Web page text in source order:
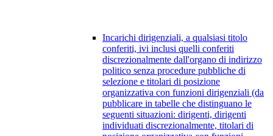
Incarichi dirigenziali, a qualsiasi titolo
conferiti, ivi inclusi quelli conferiti
discrezionalmente dall'organo di indirizzo
politico senza procedure pubbliche di
selezione e titolari di posizione
organizzativa con funzioni dirigenziali (da
pubblicare in tabelle che distinguano le
seguenti situazioni: dirigenti, dirigenti
individuati discrezionalmente, titolari di